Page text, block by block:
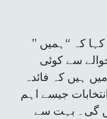
” ڈیٹا پرائیویسی کے مسائل پر بات کرتے ہوئے کہا کہ “ہمیں
سے کوئی
ہیں کہ فائدہ
جیسے اہم
گی۔ بہت سے